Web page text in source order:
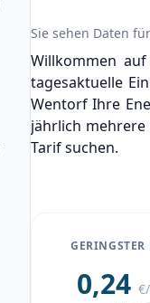
Sie sehen Daten für
Willkommen
tagesaktuelle
Wentorf Ihre
jährlich
Tarif suchen.
GERINGSTER
0,24